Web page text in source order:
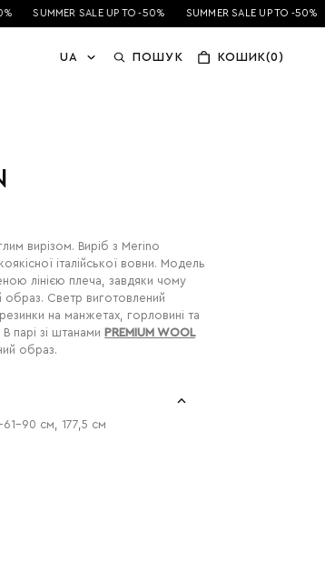
SUMMER SALE UP TO -50% SUMMER SALE UP TO -50%
UA ПОШУК КОШИК(0)
вирізом. Виріб з Merino
італійської вовни. Модель
лінією плеча, завдяки чому
образ. Светр виготовлений
на манжетах, горловині та
парі зі штанами PREMIUM WOOL
образ.
61-90 см, 177,5 см